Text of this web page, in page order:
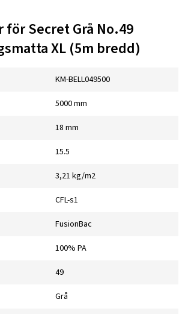
för Secret Grå No.49
XL (5m bredd)
KM-BELL049500
5000 mm
18 mm
15.5
3,21 kg/m2
CFL-s1
FusionBac
100% PA
49
Grå